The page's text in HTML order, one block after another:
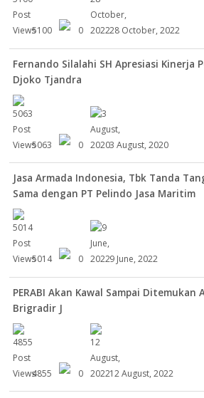
5100 0 28 October, 2022
Fernando Silalahi SH Apresiasi Kinerja
Djoko Tjandra
5063 0 3 August, 2020
Jasa Armada Indonesia, Tbk Tanda
Sama dengan PT Pelindo Jasa Maritim
5014 0 9 June, 2022
PERABI Akan Kawal Sampai Ditemukan
Brigradir J
4855 0 12 August, 2022